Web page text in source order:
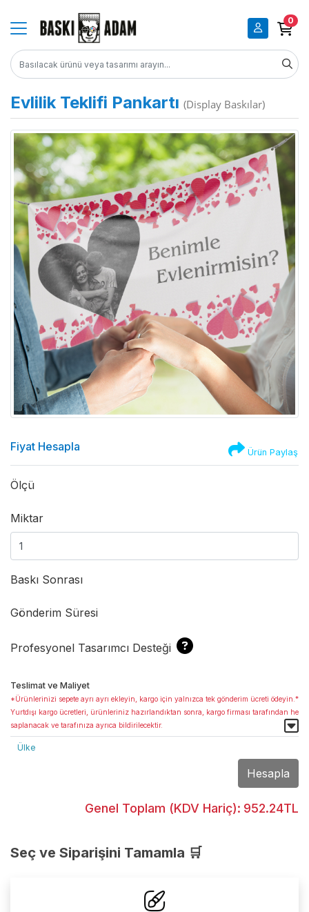
0
Evlilik Teklifi Pankartı (Display Baskılar)
Fiyat Hesapla Ürün Paylaş
Ölçü
Miktar
Baskı Sonrası
Gönderim Süresi
Profesyonel Tasarımcı Desteği
Teslimat ve Maliyet
*Ürünlerinizi sepete ayrı ayrı ekleyin, kargo için yalnızca tek gönderim ücreti ödeyin.*
Yurtdışı kargo ücretleri, ürünleriniz hazırlandıktan sonra, kargo firması tarafından he
saplanacak ve tarafınıza ayrıca bildirilecektir.
Ülke
Hesapla
Genel Toplam (KDV Hariç): 952.24TL
Seç ve Siparişini Tamamla 🛒